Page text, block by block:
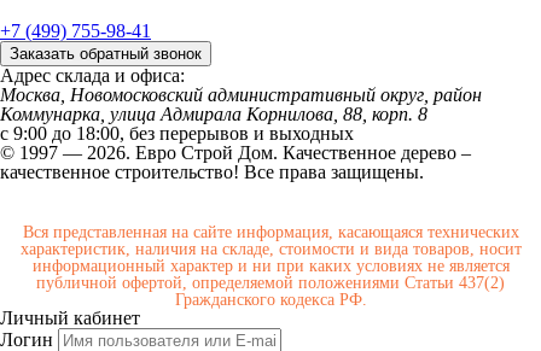
+7 (499) 755-98-41
Заказать обратный звонок
Адрес склада и офиса:
Москва, Новомосковский административный округ, район
Коммунарка, улица Адмирала Корнилова, 88, корп. 8
с 9:00 до 18:00, без перерывов и выходных
© 1997 — 2026. Евро Строй Дом. Качественное дерево –
качественное строительство! Все права защищены.
Вся представленная на сайте информация, касающаяся технических
характеристик, наличия на складе, стоимости и вида товаров, носит
информационный характер и ни при каких условиях не является
публичной офертой, определяемой положениями Статьи 437(2)
Гражданского кодекса РФ.
Личный кабинет
Логин